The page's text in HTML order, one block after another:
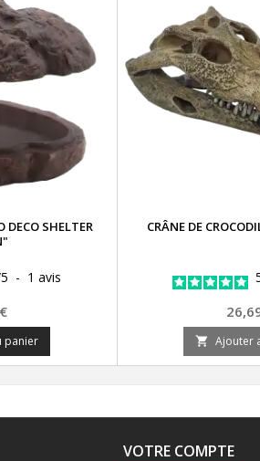
DECO SHELTER
5 - 1 avis
panier
CRÂNE DE
Prix
 Ajouter
VOTRE COMPTE